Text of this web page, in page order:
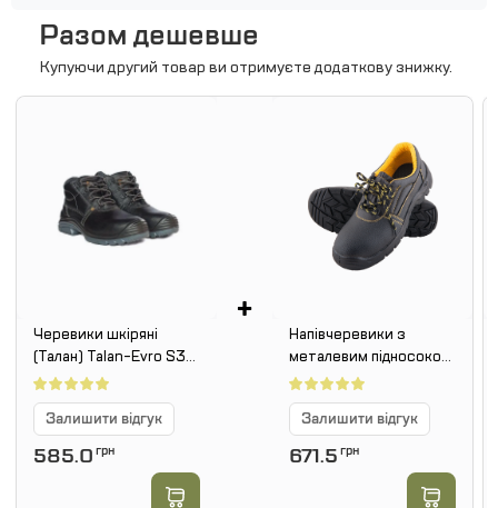
Разом дешевше
Купуючи другий товар ви отримуєте додаткову знижку.
Черевики шкіряні
(Талан) Talan-Evro S3
SRC
Залишити відгук
585.0 грн
+
Напівчеревики з
металевим підносоком
REIS BRYES-P SB
Залишити відгук
671.5 грн